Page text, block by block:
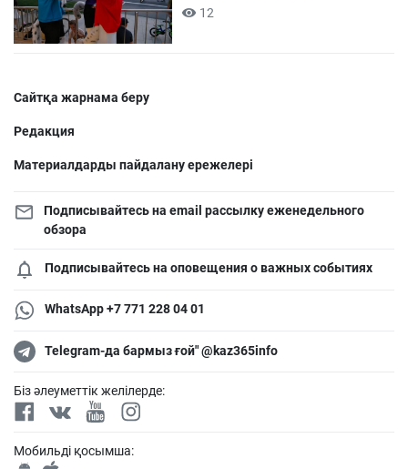
12
Сайтқа жарнама беру
Редакция
Материалдарды пайдалану ережелері
Подписывайтесь на email рассылку еженедельного
обзора
Подписывайтесь на оповещения о важных событиях
WhatsApp +7 771 228 04 01
Telegram-да бармыз ғой" @kaz365info
Біз әлеуметтік желілерде:
Мобильді қосымша: